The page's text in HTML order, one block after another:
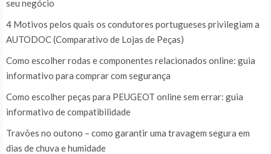
seu negócio
4 Motivos pelos quais os condutores portugueses privilegiam a
AUTODOC (Comparativo de Lojas de Peças)
Como escolher rodas e componentes relacionados online: guia
informativo para comprar com segurança
Como escolher peças para PEUGEOT online sem errar: guia
informativo de compatibilidade
Travões no outono – como garantir uma travagem segura em
dias de chuva e humidade